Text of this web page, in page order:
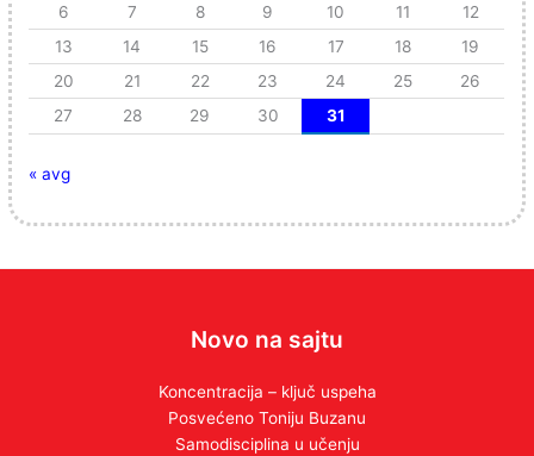
6
7 8 9 10 11
12
13
14 15 16 17 18
19
20
21 22 23 24 25
26
27
28 29 30 31
« avg
Novo na sajtu
Koncentracija – ključ uspeha
Posvećeno Toniju Buzanu
Samodisciplina u učenju